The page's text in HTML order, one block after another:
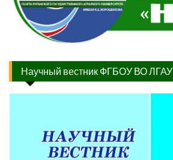
Научный вестник ФГБОУ ВО ЛГАУ